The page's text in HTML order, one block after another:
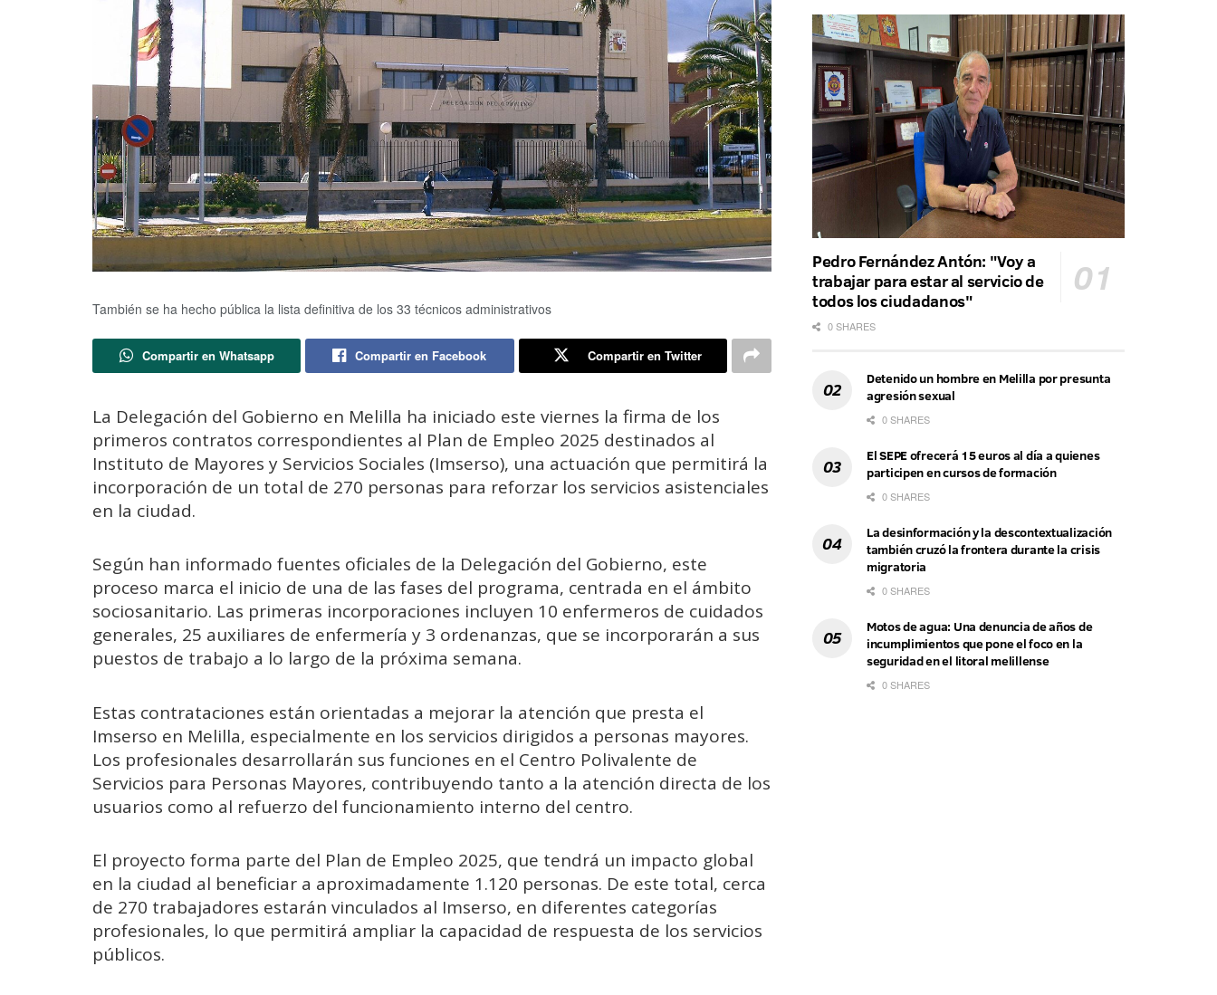
También se ha hecho pública la lista definitiva de los 33 técnicos administrativos
Compartir en Whatsapp Compartir en Facebook Compartir en Twitter
La Delegación del Gobierno en Melilla ha iniciado este viernes la firma de los
primeros contratos correspondientes al Plan de Empleo 2025 destinados al
Instituto de Mayores y Servicios Sociales (Imserso), una actuación que permitirá la
incorporación de un total de 270 personas para reforzar los servicios asistenciales
en la ciudad.
Según han informado fuentes oficiales de la Delegación del Gobierno, este
proceso marca el inicio de una de las fases del programa, centrada en el ámbito
sociosanitario. Las primeras incorporaciones incluyen 10 enfermeros de cuidados
generales, 25 auxiliares de enfermería y 3 ordenanzas, que se incorporarán a sus
puestos de trabajo a lo largo de la próxima semana.
Estas contrataciones están orientadas a mejorar la atención que presta el
Imserso en Melilla, especialmente en los servicios dirigidos a personas mayores.
Los profesionales desarrollarán sus funciones en el Centro Polivalente de
Servicios para Personas Mayores, contribuyendo tanto a la atención directa de los
usuarios como al refuerzo del funcionamiento interno del centro.
El proyecto forma parte del Plan de Empleo 2025, que tendrá un impacto global
en la ciudad al beneficiar a aproximadamente 1.120 personas. De este total, cerca
de 270 trabajadores estarán vinculados al Imserso, en diferentes categorías
profesionales, lo que permitirá ampliar la capacidad de respuesta de los servicios
públicos.
Pedro Fernández Antón: "Voy a
trabajar para estar al servicio de
todos los ciudadanos"
0 SHARES
Detenido un hombre en Melilla por presunta
agresión sexual
0 SHARES
El SEPE ofrecerá 15 euros al día a quienes
participen en cursos de formación
0 SHARES
La desinformación y la descontextualización
también cruzó la frontera durante la crisis
migratoria
0 SHARES
Motos de agua: Una denuncia de años de
incumplimientos que pone el foco en la
seguridad en el litoral melillense
0 SHARES